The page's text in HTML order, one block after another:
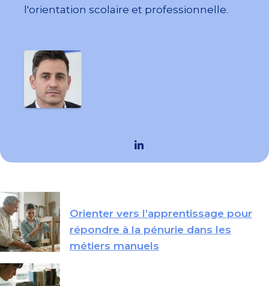
l'orientation scolaire et professionnelle.
Orienter vers l’apprentissage pour
répondre à la pénurie dans les
métiers manuels